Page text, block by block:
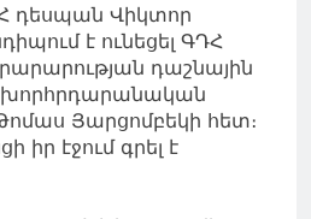
դեսպան Վիկտոր
է ունեցել ԳԴՀ
դաշնային
Յարցոմբեկի հետ։
իր էջում գրել է